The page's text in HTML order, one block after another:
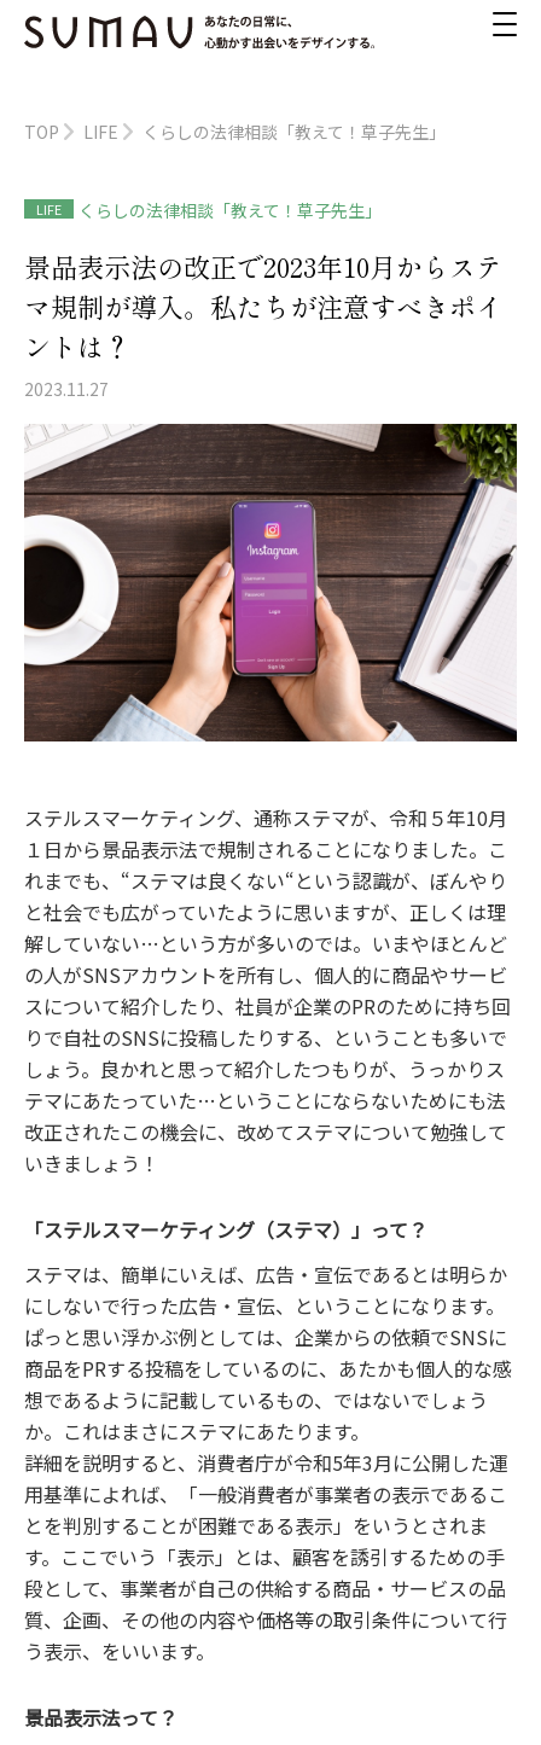
TOP LIFE くらしの法律相談「教えて！草子先生」
LIFE くらしの法律相談「教えて！草子先生」
景品表示法の改正で2023年10月からステ
マ規制が導入。私たちが注意すべきポイ
ントは？
2023.11.27
ステルスマーケティング、通称ステマが、令和５年10月
１日から景品表示法で規制されることになりました。こ
れまでも、“ステマは良くない“という認識が、ぼんやり
と社会でも広がっていたように思いますが、正しくは理
解していない…という方が多いのでは。いまやほとんど
の人がSNSアカウントを所有し、個人的に商品やサービ
スについて紹介したり、社員が企業のPRのために持ち回
りで自社のSNSに投稿したりする、ということも多いで
しょう。良かれと思って紹介したつもりが、うっかりス
テマにあたっていた…ということにならないためにも法
改正されたこの機会に、改めてステマについて勉強して
いきましょう！
「ステルスマーケティング（ステマ）」って？
ステマは、簡単にいえば、広告・宣伝であるとは明らか
にしないで行った広告・宣伝、ということになります。
ぱっと思い浮かぶ例としては、企業からの依頼でSNSに
商品をPRする投稿をしているのに、あたかも個人的な感
想であるように記載しているもの、ではないでしょう
か。これはまさにステマにあたります。
詳細を説明すると、消費者庁が令和5年3月に公開した運
用基準によれば、「一般消費者が事業者の表示であるこ
とを判別することが困難である表示」をいうとされま
す。ここでいう「表示」とは、顧客を誘引するための手
段として、事業者が自己の供給する商品・サービスの品
質、企画、その他の内容や価格等の取引条件について行
う表示、をいいます。
景品表示法って？